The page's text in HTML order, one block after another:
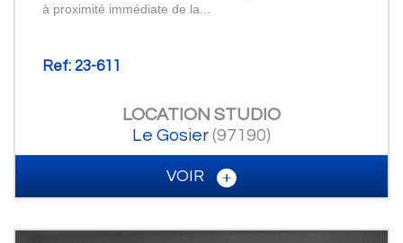
à proximité immédiate de la...
Ref: 23-611
LOCATION STUDIO
Le Gosier (97190)
VOIR